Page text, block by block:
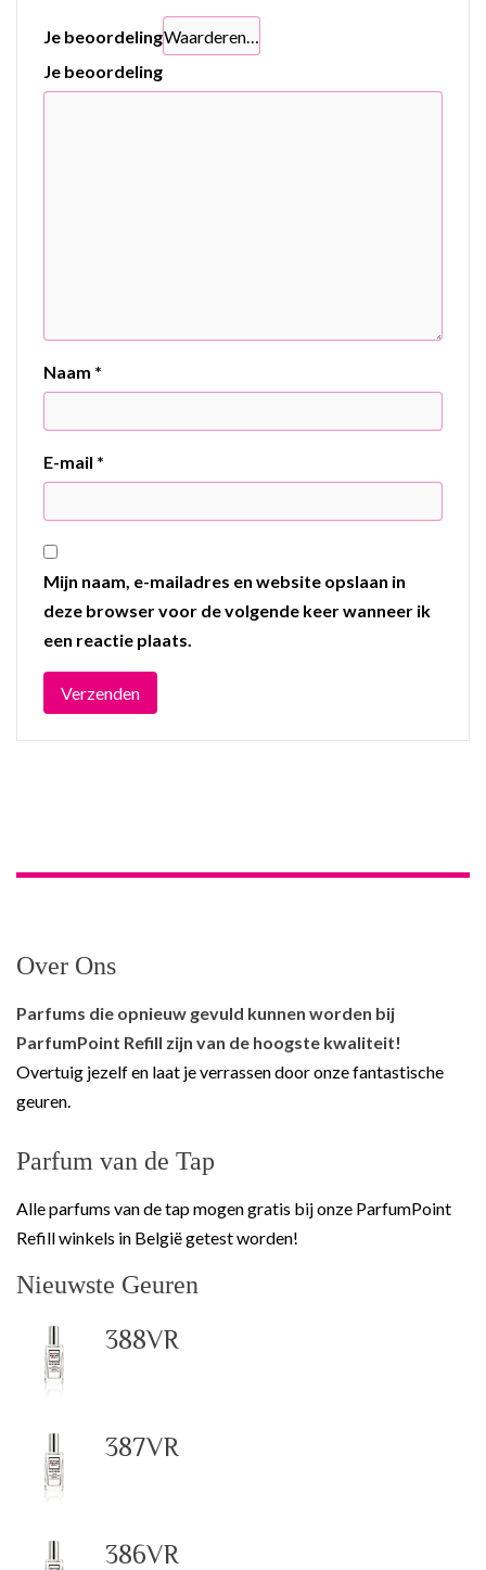
Je beoordeling
Je beoordeling
Naam *
E-mail *
Mijn naam, e-mailadres en website opslaan in
deze browser voor de volgende keer wanneer ik
een reactie plaats.
Over Ons
Parfums die opnieuw gevuld kunnen worden bij
ParfumPoint Refill zijn van de hoogste kwaliteit!
Overtuig jezelf en laat je verrassen door onze fantastische
geuren.
Parfum van de Tap
Alle parfums van de tap mogen gratis bij onze ParfumPoint
Refill winkels in België getest worden!
Nieuwste Geuren
388VR
387VR
386VR